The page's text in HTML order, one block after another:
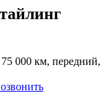
000 км, передний,